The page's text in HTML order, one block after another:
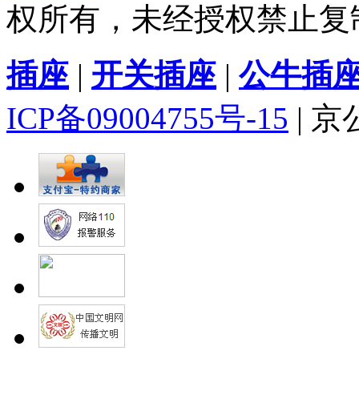
权所有，未经授权禁止
插座 | 开关插座 | 公牛插
ICP备09004755号-15 | 京